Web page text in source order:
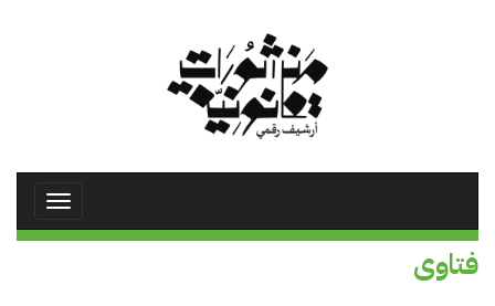
Toggle
فتاوى